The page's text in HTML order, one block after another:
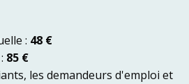
: 48 €
85 €
les demandeurs d'emploi et